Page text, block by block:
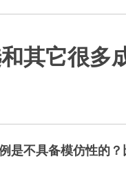
其它很多
不具备模仿性的？